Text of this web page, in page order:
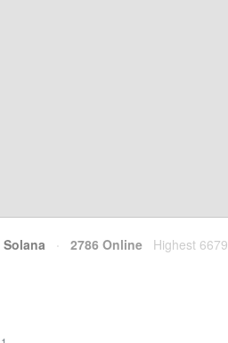
Solana · 2786 Online Highest 6679